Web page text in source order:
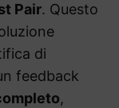
Pair. Questo
di
feedback
,